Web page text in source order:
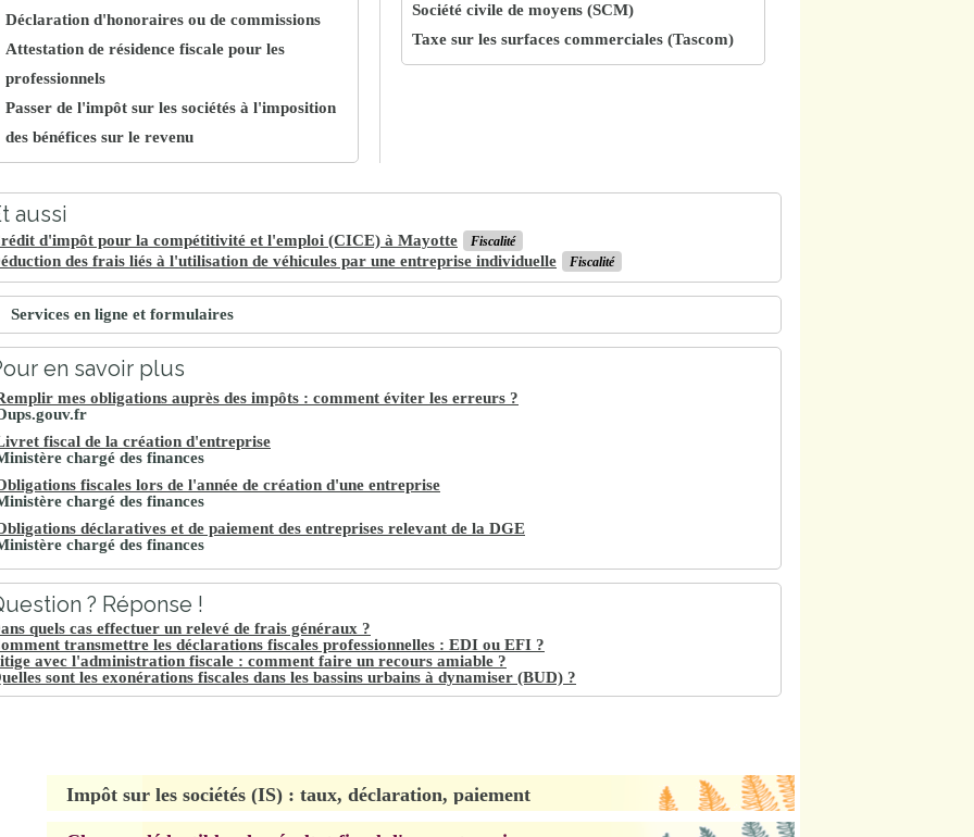
Déclaration d'honoraires ou de commissions
Attestation de résidence fiscale pour les
professionnels
Passer de l'impôt sur les sociétés à l'imposition
des bénéfices sur le revenu
Société civile de moyens (SCM)
Taxe sur les surfaces commerciales (Tascom)
aussi
d'impôt pour la compétitivité et l'emploi (CICE) à Mayotte Fiscalité
des frais liés à l'utilisation de véhicules par une entreprise individuelle Fiscalité
Services en ligne et formulaires
en savoir plus
mes obligations auprès des impôts : comment éviter les erreurs ?
fiscal de la création d'entreprise
chargé des finances
fiscales lors de l'année de création d'une entreprise
chargé des finances
déclaratives et de paiement des entreprises relevant de la DGE
chargé des finances
? Réponse !
quels cas effectuer un relevé de frais généraux ?
transmettre les déclarations fiscales professionnelles : EDI ou EFI ?
avec l'administration fiscale : comment faire un recours amiable ?
sont les exonérations fiscales dans les bassins urbains à dynamiser (BUD) ?
Impôt sur les sociétés (IS) : taux, déclaration, paiement